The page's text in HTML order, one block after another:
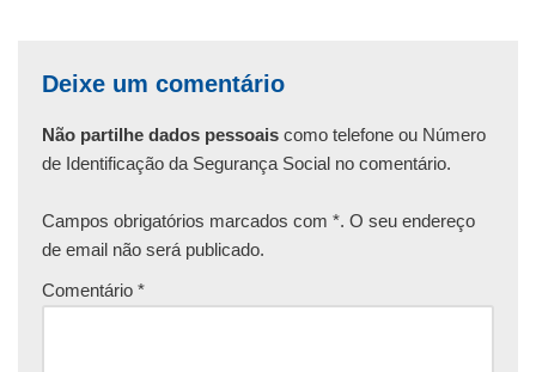
Deixe um comentário
Não partilhe dados pessoais como telefone ou Número
de Identificação da Segurança Social no comentário.
Campos obrigatórios marcados com *. O seu endereço
de email não será publicado.
Comentário *